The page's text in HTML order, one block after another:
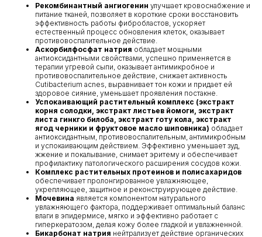
Рекомбинантный ангиогенин улучшает кровоснабжение и
питание тканей, позволяет в короткие сроки восстановить
эффективность работы фибробластов, ускоряет
естественный процесс обновления клеток, оказывает
противовоспалительное действие.
Аскорбилфосфат натрия обладает мощными
антиоксидантными свойствами, успешно применяется в
терапии угревой сыпи, оказывает антимикробное и
противовоспалительное действие, снижает активность
Cutibacterium acnes, выравнивает тон кожи и придает ей
здоровое сияние, уменьшает проявления постакне.
Успокаивающий растительный комплекс (экстракт
корня солодки, экстракт листьев йомоги, экстракт
листа гинкго билоба, экстракт готу кола, экстракт
ягод черники и фруктовое масло шиповника) обладает
антиоксидантным, противовоспалительным, антимикробным
и успокаивающим действием. Эффективно уменьшает зуд,
жжение и покалывание, снимает эритему и обеспечивает
профилактику патологического расширения сосудов кожи.
Комплекс растительных протеинов и полисахаридов
обеспечивает пролонгированное увлажняющее,
укрепляющее, защитное и реконструирующее действие.
Мочевина является компонентом натурального
увлажняющего фактора, поддерживает оптимальный баланс
влаги в эпидермисе, мягко и эффективно работает с
гиперкератозом, делая кожу более гладкой и увлажненной.
Бикарбонат натрия нейтрализует действие органических